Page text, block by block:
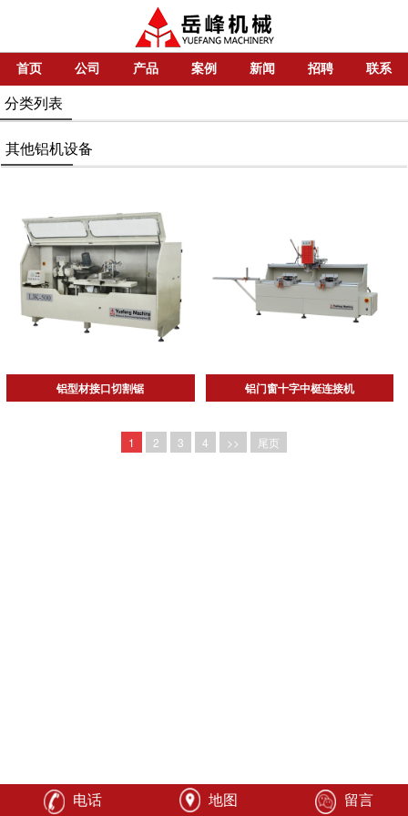
首页 公司 产品 案例 新闻 招聘 联系
分类列表
其他铝机设备
铝型材接口切割锯 铝门窗十字中梃连接机
1 2 3 4 >> 尾页
电话 地图 留言